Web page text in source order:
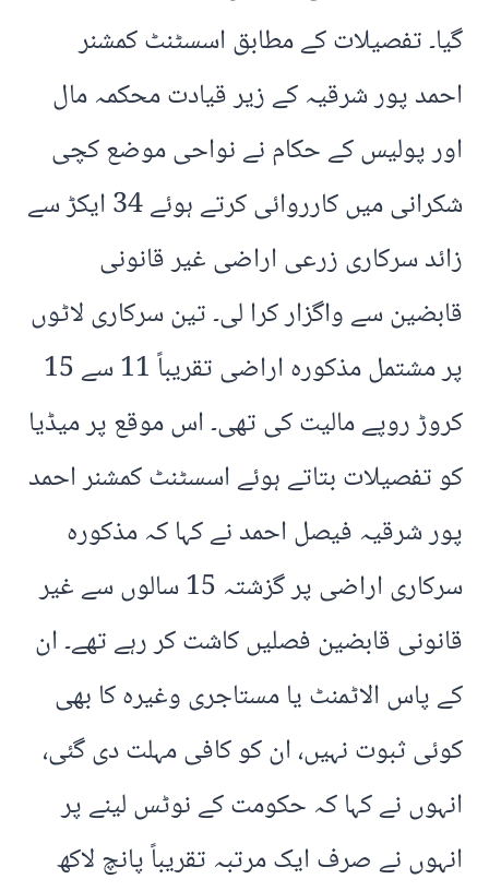
گیا۔ تفصیلات کے مطابق اسسٹنٹ کمشنر
احمد پور شرقیہ کے زیر قیادت محکمہ مال
اور پولیس کے حکام نے نواحی موضع کچی
شکرانی میں کارروائی کرتے ہوئے 34 ایکڑ سے
زائد سرکاری زرعی اراضی غیر قانونی
قابضین سے واگزار کرا لی۔ تین سرکاری لاٹوں
پر مشتمل مذکورہ اراضی تقریباً 11 سے 15
کروڑ روپے مالیت کی تھی۔ اس موقع پر میڈیا
کو تفصیلات بتاتے ہوئے اسسٹنٹ کمشنر احمد
پور شرقیہ فیصل احمد نے کہا کہ مذکورہ
سرکاری اراضی پر گزشتہ 15 سالوں سے غیر
قانونی قابضین فصلیں کاشت کر رہے تھے۔ ان
کے پاس الاٹمنٹ یا مستاجری وغیرہ کا بھی
کوئی ثبوت نہیں، ان کو کافی مہلت دی گئی،
انہوں نے کہا کہ حکومت کے نوٹس لینے پر
انہوں نے صرف ایک مرتبہ تقریباً پانچ لاکھ